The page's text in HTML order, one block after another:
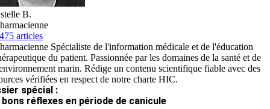
B.
articles
Spécialiste de l'information médicale et de l'éducation
du patient. Passionnée par les domaines de la santé et de
marin. Rédige un contenu scientifique fiable avec des
vérifiées en respect de notre charte HIC.
spécial :
bons réflexes en période de canicule